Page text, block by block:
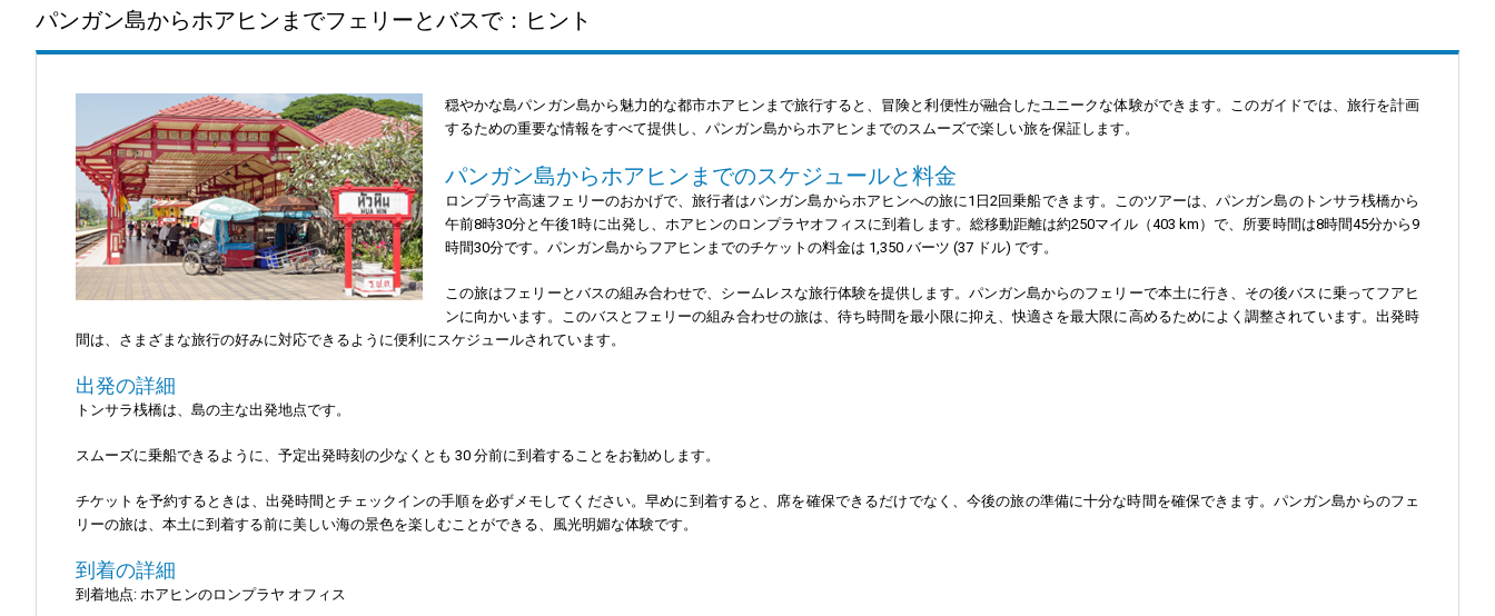
パンガン島からホアヒンまでフェリーとバスで：ヒント
穏やかな島パンガン島から魅力的な都市ホアヒンまで旅行すると、冒険と利便性が融合したユニークな体験ができます。このガイドでは、旅行を計画
するための重要な情報をすべて提供し、パンガン島からホアヒンまでのスムーズで楽しい旅を保証します。
パンガン島からホアヒンまでのスケジュールと料金
ロンプラヤ高速フェリーのおかげで、旅行者はパンガン島からホアヒンへの旅に1日2回乗船できます。このツアーは、パンガン島のトンサラ桟橋から
午前8時30分と午後1時に出発し、ホアヒンのロンプラヤオフィスに到着します。総移動距離は約250マイル（403 km）で、所要時間は8時間45分から9
時間30分です。パンガン島からフアヒンまでのチケットの料金は 1,350 バーツ (37 ドル) です。
この旅はフェリーとバスの組み合わせで、シームレスな旅行体験を提供します。パンガン島からのフェリーで本土に行き、その後バスに乗ってフアヒ
ンに向かいます。このバスとフェリーの組み合わせの旅は、待ち時間を最小限に抑え、快適さを最大限に高めるためによく調整されています。出発時
間は、さまざまな旅行の好みに対応できるように便利にスケジュールされています。
出発の詳細
トンサラ桟橋は、島の主な出発地点です。
スムーズに乗船できるように、予定出発時刻の少なくとも 30 分前に到着することをお勧めします。
チケットを予約するときは、出発時間とチェックインの手順を必ずメモしてください。早めに到着すると、席を確保できるだけでなく、今後の旅の準備に十分な時間を確保できます。パンガン島からのフェ
リーの旅は、本土に到着する前に美しい海の景色を楽しむことができる、風光明媚な体験です。
到着の詳細
到着地点: ホアヒンのロンプラヤ オフィス